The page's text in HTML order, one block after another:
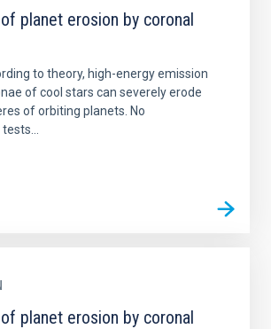
planet erosion by coronal
to theory, high-energy emission
of cool stars can severely erode
of orbiting planets. No
planet erosion by coronal